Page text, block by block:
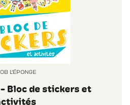
L'ÉPONGE
Bloc de stickers et